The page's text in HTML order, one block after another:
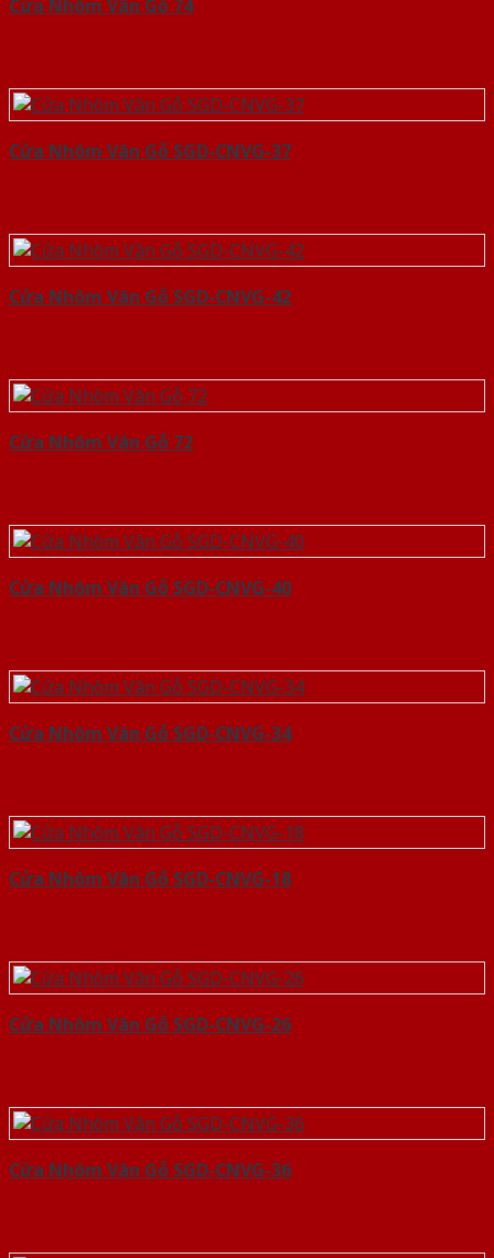
Cửa Nhôm Vân Gỗ 74
Cửa Nhôm Vân Gỗ SGD-CNVG-37
Cửa Nhôm Vân Gỗ SGD-CNVG-42
Cửa Nhôm Vân Gỗ 72
Cửa Nhôm Vân Gỗ SGD-CNVG-40
Cửa Nhôm Vân Gỗ SGD-CNVG-34
Cửa Nhôm Vân Gỗ SGD-CNVG-18
Cửa Nhôm Vân Gỗ SGD-CNVG-26
Cửa Nhôm Vân Gỗ SGD-CNVG-36